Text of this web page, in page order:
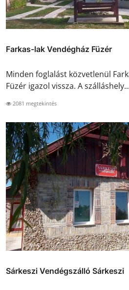
Farkas-lak Vendégház Füzér
Minden foglalást közvetlenül
Füzér igazol vissza. A szálláshely...
2081 megtekintés
Sárkeszi Vendégszálló Sárkeszi